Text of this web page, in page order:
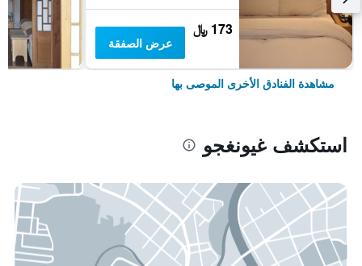
173 ﷼
عرض الصفقة
مشاهدة الفنادق الأخرى الموصى بها
استكشف غيونغجو